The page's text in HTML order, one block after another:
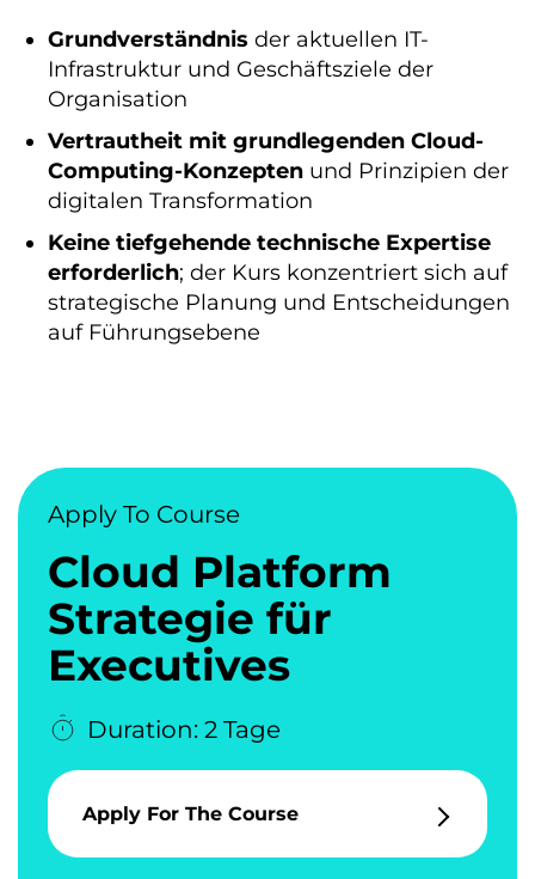
Grundverständnis der aktuellen IT-
Infrastruktur und Geschäftsziele der
Organisation
Vertrautheit mit grundlegenden Cloud-
Computing-Konzepten und Prinzipien der
digitalen Transformation
Keine tiefgehende technische Expertise
erforderlich; der Kurs konzentriert sich auf
strategische Planung und Entscheidungen
auf Führungsebene
Apply To Course
Cloud Platform
Strategie für
Executives
Duration: 2 Tage
Apply For The Course